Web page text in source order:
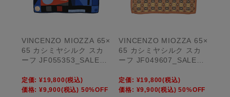
VINCENZO MIOZZA 65×
65 カシミヤシルク スカ
ーフ JF055353_SALE
定価: ¥19,800(税込)
価格: ¥9,900(税込) 50%OFF
VINCENZO MIOZZA 65×
65 カシミヤシルク スカ
ーフ JF049607_SALE
定価: ¥19,800(税込)
価格: ¥9,900(税込) 50%OFF